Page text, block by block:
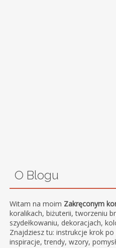
O Blogu
Witam na moim Zakręconym
koralikach, biżuterii, tworzeniu
szydełkowaniu, dekoracjach,
Znajdziesz tu: instrukcje krok
inspiracje, trendy, wzory,